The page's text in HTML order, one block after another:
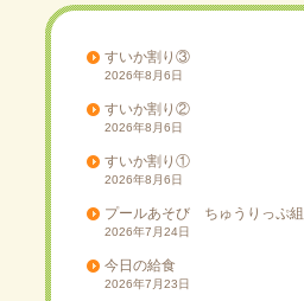
すいか割り③
2026年8月6日
すいか割り②
2026年8月6日
すいか割り①
2026年8月6日
プールあそび ちゅうりっぷ組
2026年7月24日
今日の給食
2026年7月23日